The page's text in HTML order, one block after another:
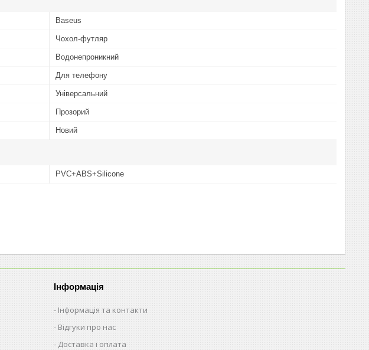
Baseus
Чохол-футляр
Водонепроникний
Для телефону
Універсальний
Прозорий
Новий
PVC+ABS+Silicone
Інформація
Інформація та контакти
Відгуки про нас
Доставка і оплата